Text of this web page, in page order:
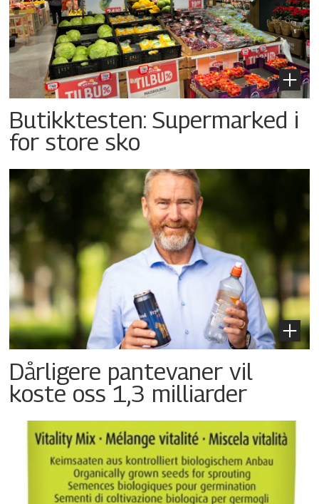
Butikktesten: Supermarked i
for store sko
Dårligere pantevaner vil
koste oss 1,3 milliarder